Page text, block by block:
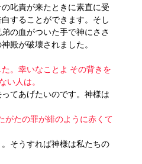
叱責が来たときに素直に受
することができます。そし
の血がついた手で神にささ
殿が破壊されました。
。幸いなことよ その背きを
い人は。
てあげたいのです。神様は
がたの罪が緋のように赤くて
そうすれば神様は私たちの